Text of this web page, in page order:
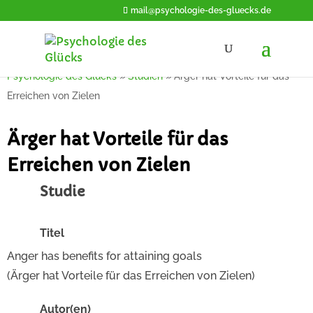
mail@psychologie-des-gluecks.de
Psychologie des Glücks»Studien»Ärger hat Vorteile für das
Erreichen von Zielen
Ärger hat Vorteile für das
Erreichen von Zielen
Studie
Titel
Anger has benefits for attaining goals
(Ärger hat Vorteile für das Erreichen von Zielen)
Autor(en)